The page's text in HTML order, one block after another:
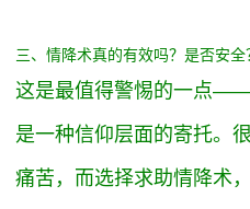
三、情降术真的有效吗？是否安全
这是最值得警惕的一点
是一种信仰层面的寄托。
痛苦，而选择求助情降术